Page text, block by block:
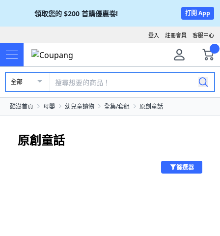
領取您的 $200 首購優惠卷! 打開 App
客服中心
註冊會員
登入
全部
酷澎首頁 母嬰 幼兒童讀物 全集/套組 原創童話
原創童話
篩選器